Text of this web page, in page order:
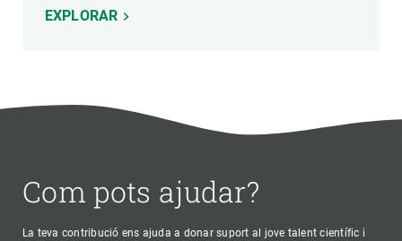
EXPLORAR
Com pots ajudar?
La teva contribució ens ajuda a donar suport al jove talent científic i